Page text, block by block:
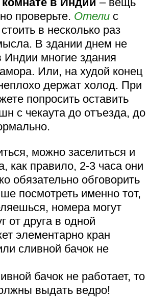
проверьте. Отели с
в несколько раз
В здании днем не
Индии многие здания
Или, на худой конец
держат холод. При
попросить оставить
с чекаута до отъезда, до
можно заселиться и
как правило, 2-3 часа они
обязательно обговорить
посмотреть именно тот,
номера могут
от друга в одной
элементарно кран
сливной бачок не
бачок не работает, то
выдать ведро!